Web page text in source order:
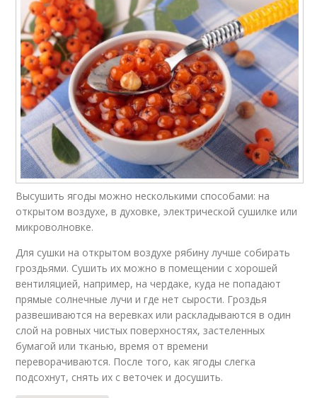
Высушить ягоды можно несколькими способами: на
открытом воздухе, в духовке, электрической сушилке или
микроволновке.
Для сушки на открытом воздухе рябину лучше собирать
гроздьями. Сушить их можно в помещении с хорошей
вентиляцией, например, на чердаке, куда не попадают
прямые солнечные лучи и где нет сырости. Гроздья
развешиваются на веревках или раскладываются в один
слой на ровных чистых поверхностях, застеленных
бумагой или тканью, время от времени
переворачиваются. После того, как ягоды слегка
подсохнут, снять их с веточек и досушить.